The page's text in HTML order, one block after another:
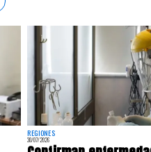
REGIONES
30/07/2026